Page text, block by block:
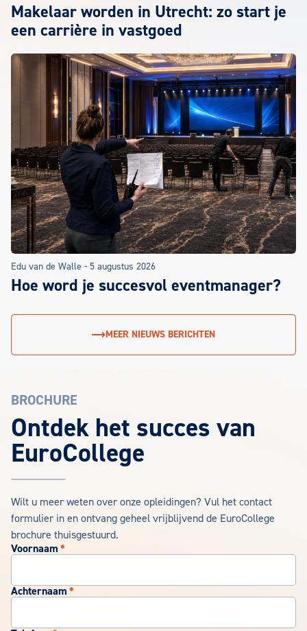
Makelaar worden in Utrecht: zo start je
een carrière in vastgoed
Edu van de Walle - 5 augustus 2026
Hoe word je succesvol eventmanager?
MEER NIEUWS BERICHTEN
EuroCollege Brochure aanvragen
BROCHURE
Ontdek het succes van
EuroCollege
Wilt u meer weten over onze opleidingen? Vul het contact
formulier in en ontvang geheel vrijblijvend de EuroCollege
brochure thuisgestuurd.
Voornaam *
Achternaam *